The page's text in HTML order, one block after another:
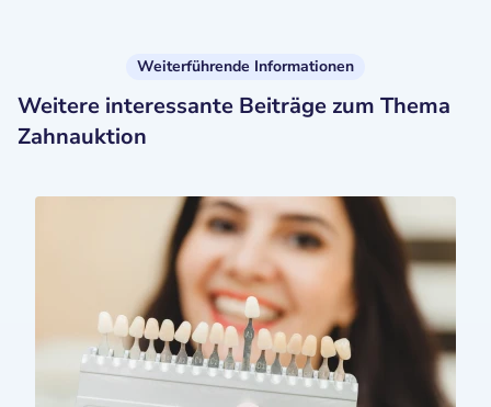
Weiterführende Informationen
Weitere interessante Beiträge zum Thema
Zahnauktion